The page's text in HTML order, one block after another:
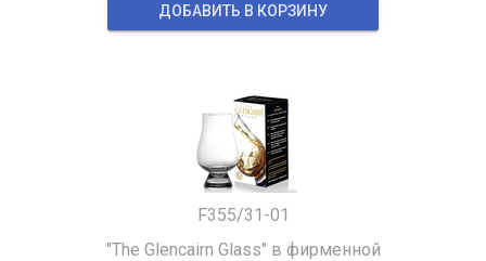
ДОБАВИТЬ В КОРЗИНУ
F355/31-01
"The Glencairn Glass" в фирменной